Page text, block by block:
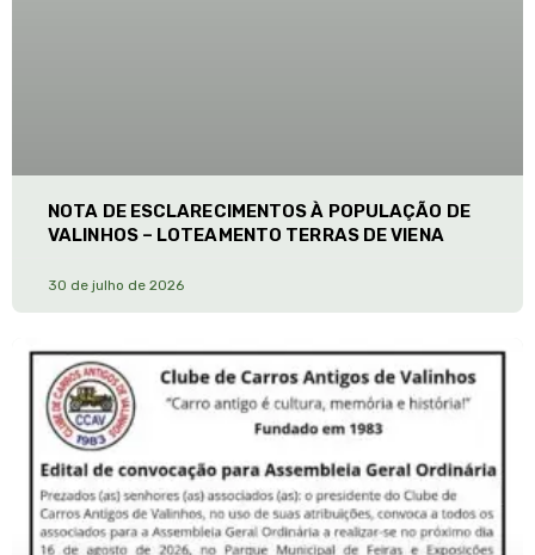
NOTA DE ESCLARECIMENTOS À POPULAÇÃO DE
VALINHOS – LOTEAMENTO TERRAS DE VIENA
30 de julho de 2026